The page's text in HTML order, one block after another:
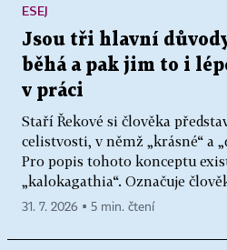
Jsou tři hlavní
běhá a pak jim to i
v práci
Staří Řekové si člověka
celistvosti, v němž „krásné“ a
Pro popis tohoto konceptu
„kalokagathia“. Označuje
ESEJ
31. 7. 2026 ▪ 5 min. čtení